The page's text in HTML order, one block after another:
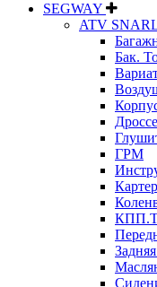
SEGWAY
ATV
Бак.
ГРМ